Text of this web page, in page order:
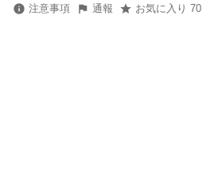
注意事項 通報 お気に入り 70